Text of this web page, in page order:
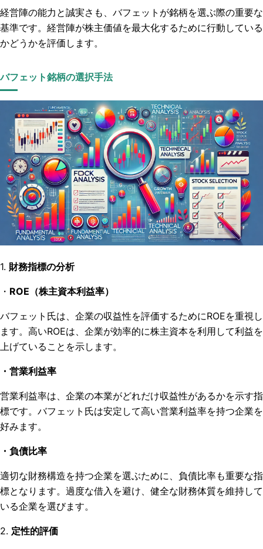
経営陣の能力と誠実さも、バフェットが銘柄を選ぶ際の重要な
基準です。経営陣が株主価値を最大化するために行動している
かどうかを評価します。
バフェット銘柄の選択手法
1. 財務指標の分析
・ ROE （株主資本利益率）
バフェット氏は、企業の収益性を評価するためにROEを重視し
ます。高いROEは、企業が効率的に株主資本を利用して利益を
上げていることを示します。
・営業利益率
営業利益率は、企業の本業がどれだけ収益性があるかを示す指
標です。バフェット氏は安定して高い営業利益率を持つ企業を
好みます。
・負債比率
適切な財務構造を持つ企業を選ぶために、負債比率も重要な指
標となります。過度な借入を避け、健全な財務体質を維持して
いる企業を選びます。
2. 定性的評価